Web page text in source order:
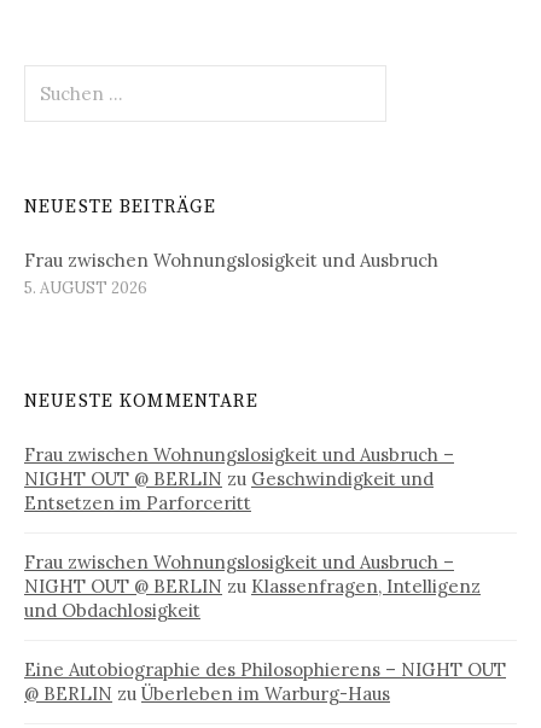
nach:
NEUESTE BEITRÄGE
Frau zwischen Wohnungslosigkeit und Ausbruch
5. AUGUST 2026
NEUESTE KOMMENTARE
Frau zwischen Wohnungslosigkeit und Ausbruch –
NIGHT OUT @ BERLIN zu Geschwindigkeit und
Entsetzen im Parforceritt
Frau zwischen Wohnungslosigkeit und Ausbruch –
NIGHT OUT @ BERLIN zu Klassenfragen, Intelligenz
und Obdachlosigkeit
Eine Autobiographie des Philosophierens – NIGHT OUT
@ BERLIN zu Überleben im Warburg-Haus